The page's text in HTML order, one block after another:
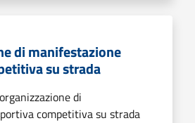
di manifestazione
su strada
di
competitiva su strada